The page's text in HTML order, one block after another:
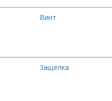
Винт
Защелка